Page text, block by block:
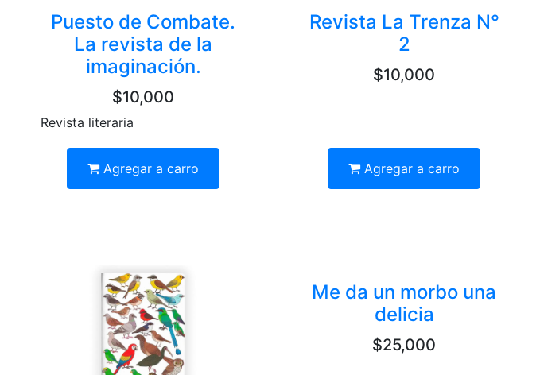
Puesto de Combate.
La revista de la
imaginación.
$10,000
Revista literaria
Agregar a carro
Revista La Trenza N°
2
$10,000
Agregar a carro
Me da un morbo una
delicia
$25,000